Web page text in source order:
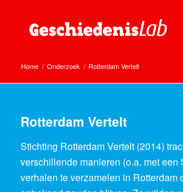
Home / Onderzoek / Rotterdam Vertelt
Rotterdam Vertelt
Stichting Rotterdam Vertelt (2014)
verschillende manieren (o.a. met een
verhalen te verzamelen in Rotterdam